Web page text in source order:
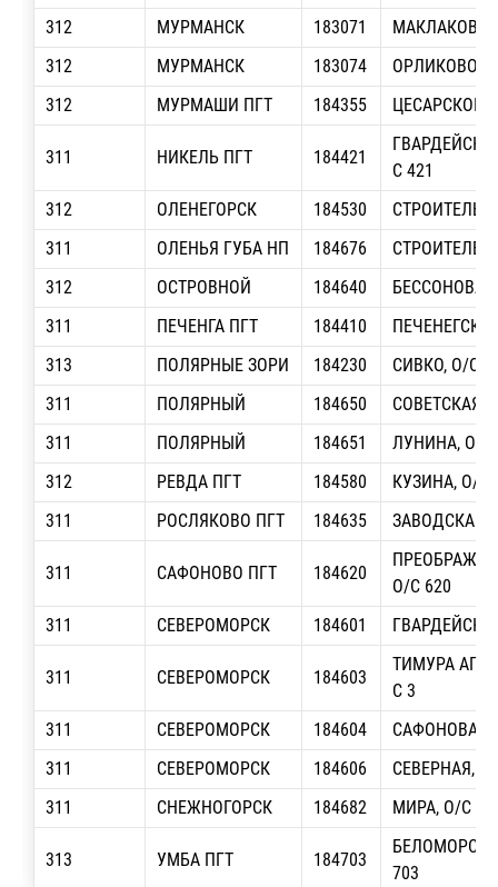
312
МУРМАНСК 183071
МАКЛАКОВА,
312
МУРМАНСК 183074
ОРЛИКОВОЙ,
312
МУРМАШИ ПГТ 184355
311 НИКЕЛЬ ПГТ 184421
С 421
312
ОЛЕНЕГОРСК 184530
311
ОЛЕНЬЯ ГУБА НП 184676
СТРОИТЕЛЕЙ
312
ОСТРОВНОЙ 184640
БЕССОНОВА,
311
ПЕЧЕНГА ПГТ 184410
313
ПОЛЯРНЫЕ ЗОРИ 184230
СИВКО, О/С
311
ПОЛЯРНЫЙ 184650
СОВЕТСКАЯ,
311
ПОЛЯРНЫЙ 184651
ЛУНИНА, О/С
312
РЕВДА ПГТ 184580
КУЗИНА, О/С
311
РОСЛЯКОВО ПГТ 184635 ЗАВОДСКАЯ,
311 САФОНОВО ПГТ 184620
О/С 620
311
СЕВЕРОМОРСК 184601
311 СЕВЕРОМОРСК 184603
ТИМУРА
С 3
311
СЕВЕРОМОРСК 184604
САФОНОВА,
311
СЕВЕРОМОРСК 184606
СЕВЕРНАЯ, УС
311
СНЕЖНОГОРСК 184682 МИРА, О/С 2
313 УМБА ПГТ 184703
703